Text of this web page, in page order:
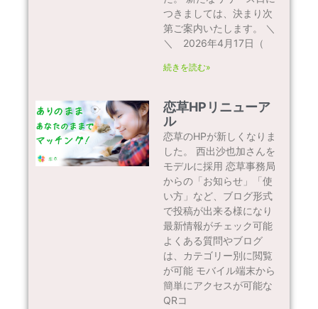
つきましては、決まり次
第ご案内いたします。 ＼
＼ 2026年4月17日（
続きを読む»
恋草HPリニューア
ル
恋草のHPが新しくなりま
した。 西出沙也加さんを
モデルに採用 恋草事務局
からの「お知らせ」「使
い方」など、ブログ形式
で投稿が出来る様になり
最新情報がチェック可能
よくある質問やブログ
は、カテゴリー別に閲覧
が可能 モバイル端末から
簡単にアクセスが可能な
QRコ